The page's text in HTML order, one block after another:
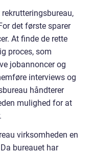
det første sparer
At finde de rette
proces, som
jobannoncer og
interviews og
håndterer
mulighed for at
virksomheden en
bureauet har